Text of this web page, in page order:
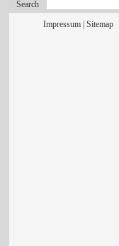
Search
Impressum| Sitemap